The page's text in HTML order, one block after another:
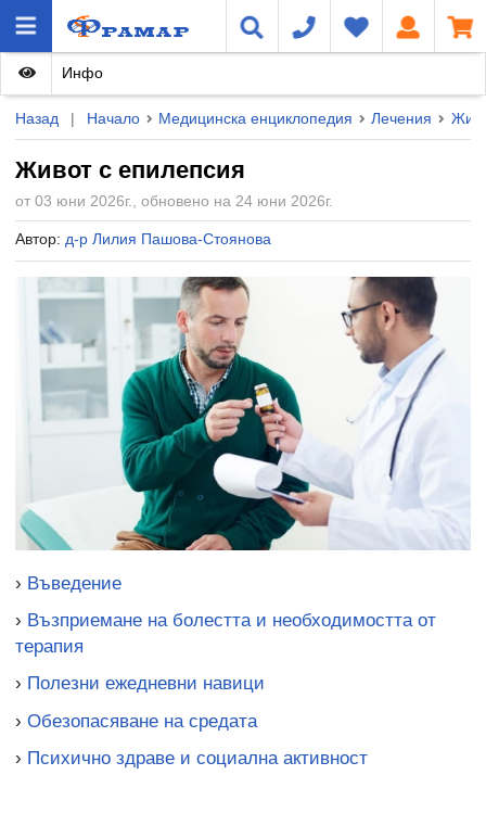
Назад | Начало Медицинска енциклопедия Лечения
Живот с епилепсия
от 03 юни 2026г., обновено на 24 юни 2026г.
Автор: д-р Лилия Пашова-Стоянова
Инфо
› Въведение
› Възприемане на болестта и необходимостта от
терапия
› Полезни ежедневни навици
› Обезопасяване на средата
› Психично здраве и социална активност